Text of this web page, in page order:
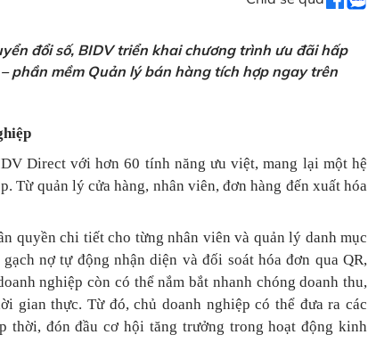
đổi số, BIDV triển khai chương trình ưu đãi hấp
phần mềm Quản lý bán hàng tích hợp ngay trên
Direct với hơn 60 tính năng ưu việt, mang lại một hệ
Từ quản lý cửa hàng, nhân viên, đơn hàng đến xuất hóa
quyền chi tiết cho từng nhân viên và quản lý danh mục
nợ tự động nhận diện và đối soát hóa đơn qua QR,
nghiệp còn có thể nắm bắt nhanh chóng doanh thu,
gian thực. Từ đó, chủ doanh nghiệpcó thể đưara các
thời, đón đầu cơ hội tăng trưởng trong hoạt động kinh